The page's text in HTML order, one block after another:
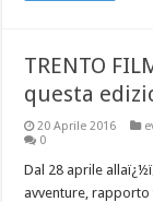
TRENTO
questa
20 Aprile 2016
0
Dal 28 aprile
avventure,